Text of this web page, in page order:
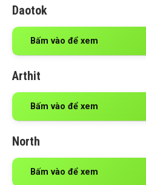
Daotok
Bấm vào để xem
Arthit
Bấm vào để xem
North
Bấm vào để xem